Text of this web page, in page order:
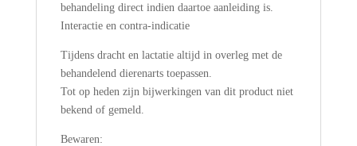
behandeling direct indien daartoe aanleiding is.
Interactie en contra-indicatie
Tijdens dracht en lactatie altijd in overleg met de
behandelend dierenarts toepassen.
Tot op heden zijn bijwerkingen van dit product niet
bekend of gemeld.
Bewaren: